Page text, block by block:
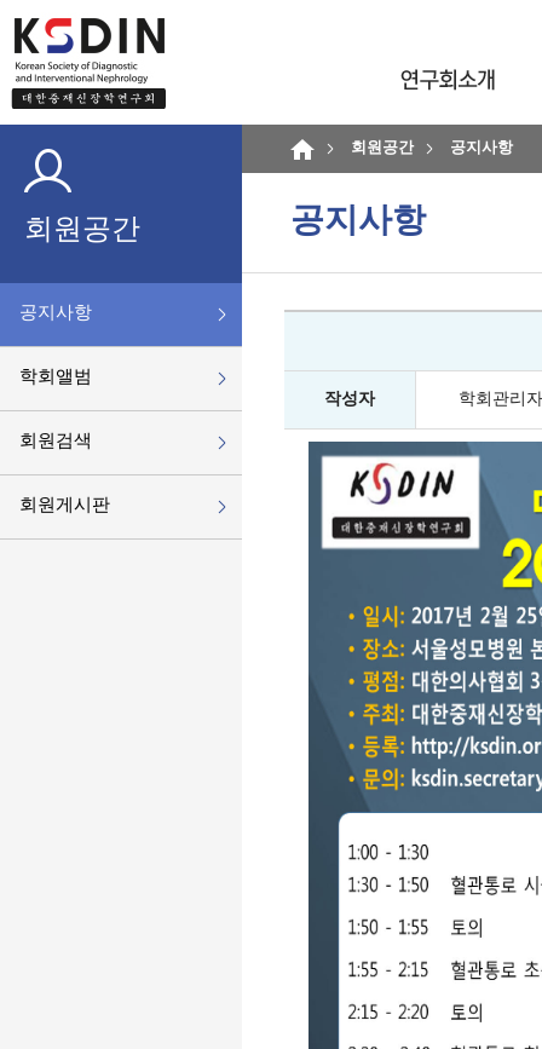
회원공간
공지사항
학회앨범
회원검색
회원게시판
회원공간 공지사항
공지사항
작성자 학회관리